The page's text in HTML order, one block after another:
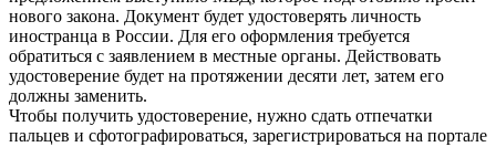
нового закона. Документ будет удостоверять личность
иностранца в России. Для его оформления требуется
обратиться с заявлением в местные органы. Действовать
удостоверение будет на протяжении десяти лет, затем его
должны заменить.
Чтобы получить удостоверение, нужно сдать отпечатки
пальцев и сфотографироваться, зарегистрироваться на портале